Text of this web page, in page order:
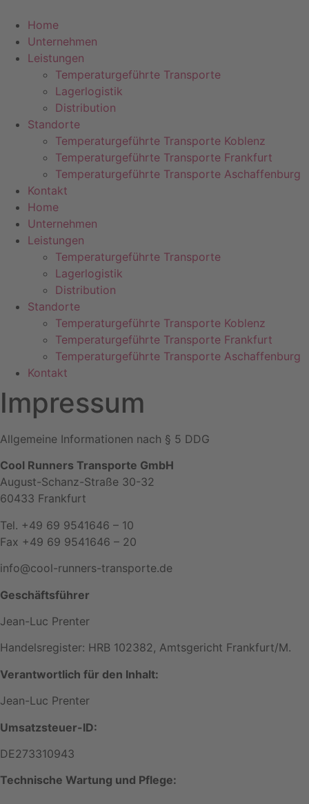
Inhalt
springen
Home
Unternehmen
Leistungen
Temperaturgeführte Transporte
Lagerlogistik
Distribution
Standorte
Temperaturgeführte Transporte Koblenz
Temperaturgeführte Transporte Frankfurt
Temperaturgeführte Transporte Aschaffenburg
Kontakt
Home
Unternehmen
Leistungen
Temperaturgeführte Transporte
Lagerlogistik
Distribution
Standorte
Temperaturgeführte Transporte Koblenz
Temperaturgeführte Transporte Frankfurt
Temperaturgeführte Transporte Aschaffenburg
Kontakt
Impressum
Allgemeine Informationen nach § 5 DDG
Cool Runners Transporte GmbH
August-Schanz-Straße 30-32
60433 Frankfurt
Tel. +49 69 9541646 – 10
Fax +49 69 9541646 – 20
info@cool-runners-transporte.de
Geschäftsführer
Jean-Luc Prenter
Handelsregister: HRB 102382, Amtsgericht Frankfurt/M.
Verantwortlich für den Inhalt:
Jean-Luc Prenter
Umsatzsteuer-ID:
DE273310943
Technische Wartung und Pflege: